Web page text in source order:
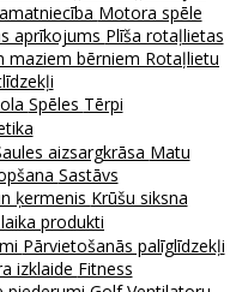
Motora spēle
aprīkojums Plīša rotaļlietas
maziem bērniem Rotaļlietu
Spēles Tērpi
aizsargkrāsa Matu
Sastāvs
ķermenis Krūšu siksna
produkti
Pārvietošanās palīglīdzekļi
izklaide Fitness